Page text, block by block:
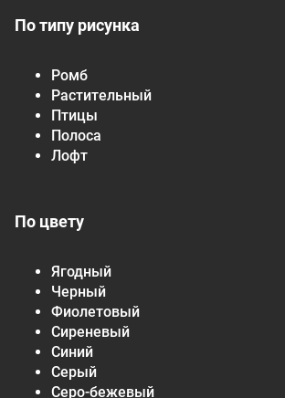
По типу рисунка
Ромб
Растительный
Птицы
Полоса
Лофт
По цвету
Ягодный
Черный
Фиолетовый
Сиреневый
Синий
Серый
Серо-бежевый